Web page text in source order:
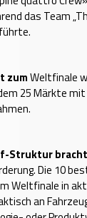
das Team
zumWeltfinale
25 Märkte
Struktur
Die 10
Weltfinale in
an